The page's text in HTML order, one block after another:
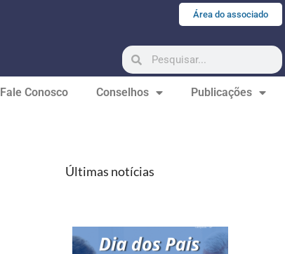
Área do associado
Fale Conosco Conselhos Publicações
Últimas notícias